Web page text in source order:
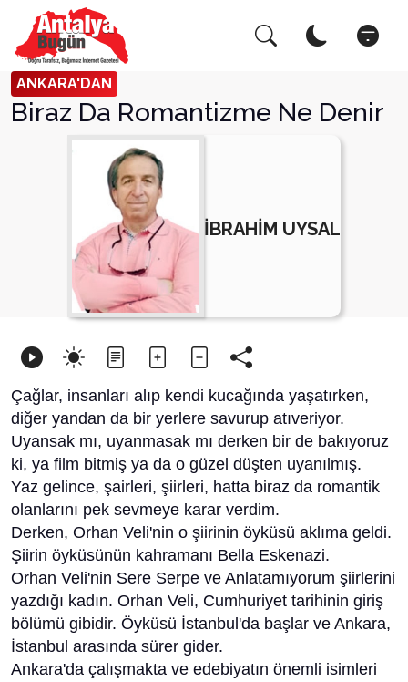
ANKARA'DAN
Biraz Da Romantizme Ne Denir
İBRAHİM UYSAL
Çağlar, insanları alıp kendi kucağında yaşatırken,
diğer yandan da bir yerlere savurup atıveriyor.
Uyansak mı, uyanmasak mı derken bir de bakıyoruz
ki, ya film bitmiş ya da o güzel düşten uyanılmış.
Yaz gelince, şairleri, şiirleri, hatta biraz da romantik
olanlarını pek sevmeye karar verdim.
Derken, Orhan Veli'nin o şiirinin öyküsü aklıma geldi.
Şiirin öyküsünün kahramanı Bella Eskenazi.
Orhan Veli'nin Sere Serpe ve Anlatamıyorum şiirlerini
yazdığı kadın. Orhan Veli, Cumhuriyet tarihinin giriş
bölümü gibidir. Öyküsü İstanbul'da başlar ve Ankara,
İstanbul arasında sürer gider.
Ankara'da çalışmakta ve edebiyatın önemli isimleri
Arama Yap! Kapat